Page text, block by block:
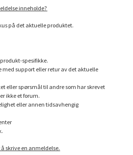
inneholde?
på det aktuelle produktet.
spesifikke.
med support eller retur av det aktuelle
eller spørsmål til andre som har skrevet
ikke et forum.
eller annen tidsavhengig
skrive en anmeldelse.